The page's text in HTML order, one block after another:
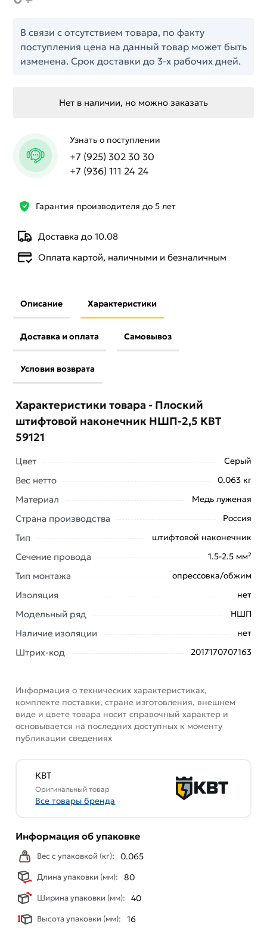
Гарантия производителя до 5 лет
Доставка до 10.08
Оплата картой, наличными и безналичным
В связи с отсутствием товара, по факту
поступления цена на данный товар может быть
изменена. Срок доставки до 3-х рабочих дней.
Нет в наличии, но можно заказать
Узнать о поступлении
+7 (925) 302 30 30
+7 (936) 111 24 24
Описание Характеристики
Доставка и оплата Самовывоз
Условия возврата
Условия доставки и цены на товар Плоский
категорииНаконечник штыревой плоский НШП
действительны в Москве и области.
Наши профессиональные менеджеры обработают
заказ и свяжутся с Вами для согласования условий
онлайн заказа рекомендуем ознакомиться с
описанием, характеристиками и отзывами.
Данний товар от производителя
соответствует всем стандартам качества. Возврат
Характеристики товара - Плоский
штифтовой наконечник НШП-2,5 КВТ
59121
Цвет Серый
Вес нетто 0.063 кг
Материал Медь луженая
Страна производства Россия
Тип штифтовой наконечник
Сечение провода 1.5-2.5 мм²
Тип монтажа опрессовка/обжим
Изоляция нет
Модельный ряд НШП
Наличие изоляции нет
Штрих-код 2017170707163
Информация о технических характеристиках,
комплекте поставки, стране изготовления, внешнем
виде и цвете товара носит справочный характер и
основывается на последних доступных к моменту
публикации сведениях
КВТ
Оригинальный товар
Все товары бренда
Информация об упаковке
Вес с упаковкой (кг): 0.065
Длина упаковки (мм): 80
Ширина упаковки (мм): 40
Высота упаковки (мм): 16